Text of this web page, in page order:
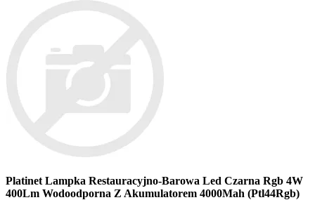
Platinet Lampka Restauracyjno-Barowa Led Czarna Rgb 4W
400Lm Wodoodporna Z Akumulatorem 4000Mah (Ptl44Rgb)